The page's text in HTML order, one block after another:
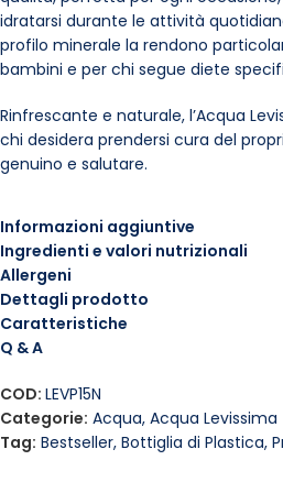
idratarsi durante le attività
profilo minerale la rendono
bambini e per chi segue diete
Rinfrescante e naturale, l’Acqua
chi desidera prendersi cura del
genuino e salutare.
Informazioni aggiuntive
Ingredienti e valori nutrizionali
Allergeni
Dettagli prodotto
Caratteristiche
Q & A
COD: LEVP15N
Categorie: Acqua, Acqua Levissima
Tag: Bestseller, Bottiglia di Plastica,